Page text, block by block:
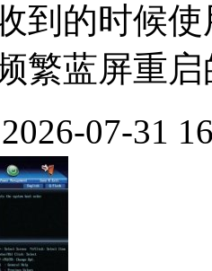
到的时候
繁蓝屏重
2026-07-31